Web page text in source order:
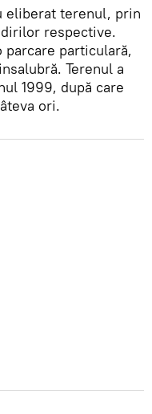
eliberat terenul, prin
respective.
parcare particulară,
Terenul a
1999, după care
ori.